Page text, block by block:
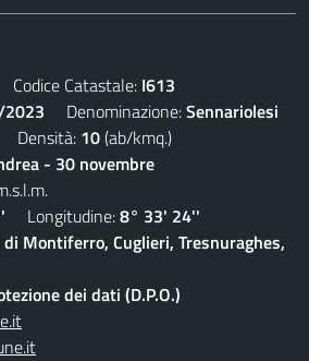
Codice Catastale: I613
Denominazione:Sennariolesi
Densità: 10(ab/kmq.)
- 30 novembre
Longitudine:8° 33' 24''
di Montiferro, Cuglieri, Tresnuraghes,
dei dati (D.P.O.)